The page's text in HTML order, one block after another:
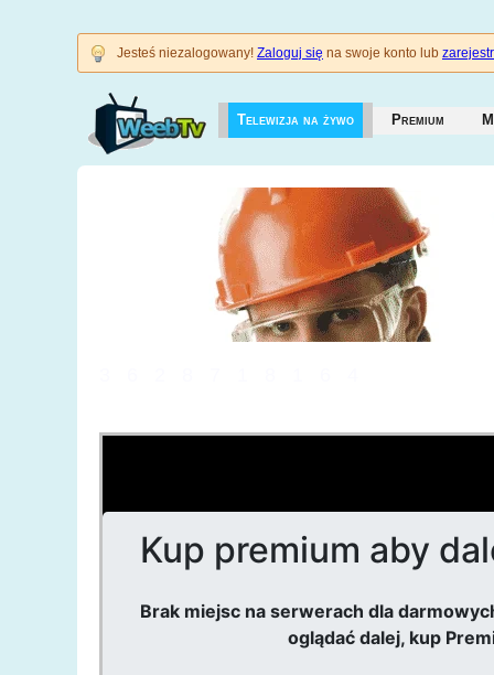
Jesteś niezalogowany! Zaloguj się na swoje konto lub
Telewizja na żywo Premium